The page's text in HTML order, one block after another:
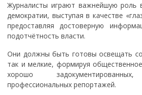
Журналисты играют важнейшую роль
демократии, выступая в качестве
предоставляя достоверную
подотчётность власти.
Они должны быть готовы освещать
так и мелкие, формируя
хорошо
профессиональных репортажей.